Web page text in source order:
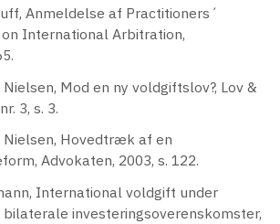
Anmeldelse af Practitioners´
International Arbitration,
Mod en ny voldgiftslov?, Lov &
3, s. 3.
Nielsen, Hovedtræk af en
Advokaten, 2003, s. 122.
International voldgift under
bilaterale investeringsoverenskomster,